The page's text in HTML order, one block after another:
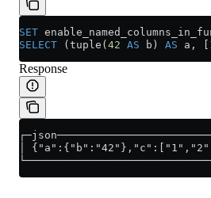
SET
SELECT (tuple(42 AS b) AS a,
Response
│